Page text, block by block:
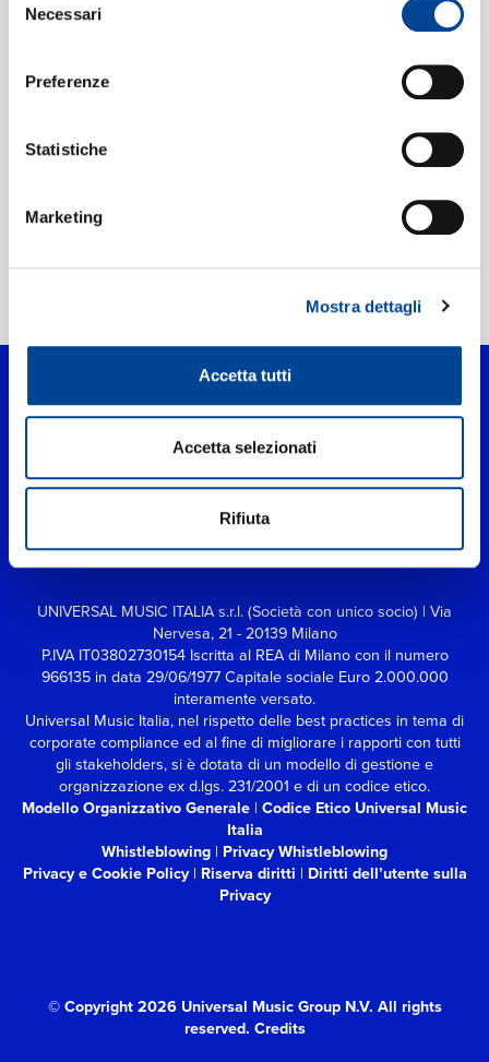
delNecessari
Preferenze
Statistiche
Marketing
Mostra dettagli
Accetta tutti
Accetta selezionati
Rifiuta
UPC:00602507223717
Bom Bom
UNIVERSAL MUSIC ITALIA s.r.l. (Società con unico socio) | Via
Nervesa, 21 - 20139 Milano
P.IVA IT03802730154 Iscritta al REA di Milano con il numero
966135 in data 29/06/1977 Capitale sociale Euro 2.000.000
interamente versato.
Universal Music Italia, nel rispetto delle best practices in tema di
corporate compliance ed al fine di migliorare i rapporti con tutti
gli stakeholders, si è dotata di un modello di gestione e
organizzazione ex d.lgs. 231/2001 e di un codice etico.
Modello Organizzativo Generale | Codice Etico Universal Music
Italia
Whistleblowing | Privacy Whistleblowing
Privacy e Cookie Policy| Riserva diritti | Diritti dell’utente sulla
Privacy
© Copyright 2026 Universal Music Group N.V. All rights
reserved. Credits